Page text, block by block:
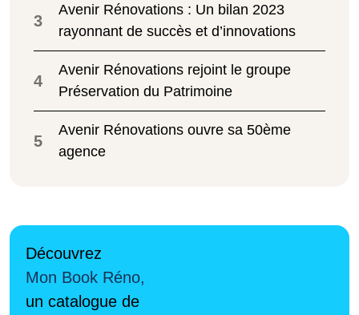
3
Avenir Rénovations : Un bilan 2023
rayonnant de succès et d’innovations
4
Avenir Rénovations rejoint le groupe
Préservation du Patrimoine
5
Avenir Rénovations ouvre sa 50ème
agence
Découvrez
Mon Book Réno,
un catalogue de